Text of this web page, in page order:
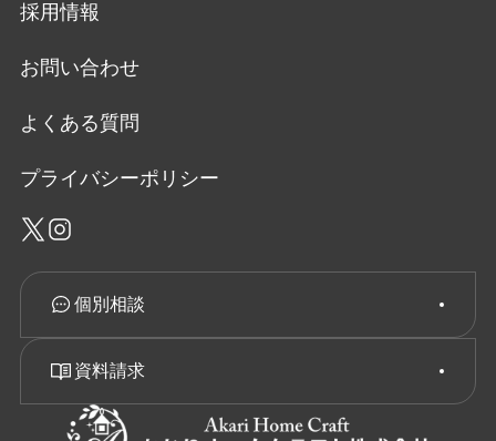
採用情報
お問い合わせ
よくある質問
プライバシーポリシー
個別相談
資料請求